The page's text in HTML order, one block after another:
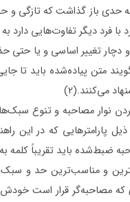
حدی باز گذاشت که تازگی و
فرد دیگر تفاوت‌هایی دارد
دچار تغییر اساسی و یا
متن پیاده‌شده باید تا
می‌کنند.(2)
نوار مصاحبه و تنوع
پارامترهایی که در این
ضبط‌شده باید تقریباً کلمه
و مناسب‌ترین حد و
مصاحبه‌گر قرار است